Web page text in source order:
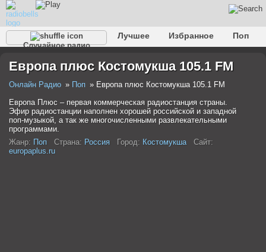
Случайное радио
Лучшее Избранное
Поп
Разговорное
Рэп Транс Дип-хаус
Фолк
Европа плюс Костомукша 105.1 FM
Онлайн Радио Поп
Европа плюс Костомукша 105.1 FM
Европа Плюс – первая коммерческая радиостанция страны.
Эфир радиостанции наполнен хорошей российской и западной
поп-музыкой, а так же многочисленными развлекательными
программами.
Жанр: Поп Страна: Россия Город: Костомукша
Сайт:
europaplus.ru